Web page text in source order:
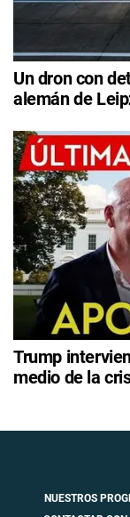
Un dron con
alemán de
Trump
medio de la
NUESTROS